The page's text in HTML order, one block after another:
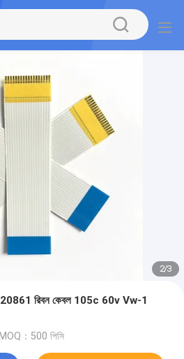
2/3
20861 রিবন কেবল 105c 60v Vw-1
MOQ：500 পিসি